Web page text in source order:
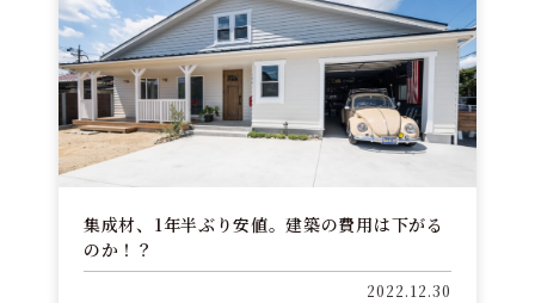
集成材、1年半ぶり安値。建築の費用は下がる
のか！？
2022.12.30